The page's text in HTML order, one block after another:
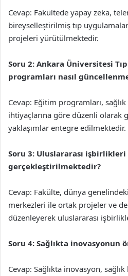
Cevap: Fakültede yapay zeka,
bireyselleştirilmiş tıp
projeleri yürütülmektedir.
Soru 2: Ankara Üniversitesi
programları nasıl
Cevap: Eğitim programları,
ihtiyaçlarına göre düzenli olarak
yaklaşımlar entegre edilmektedir.
Soru 3: Uluslararası işbirlikleri
gerçekleştirilmektedir?
Cevap: Fakülte, dünya
merkezleri ile ortak projeler ve
düzenleyerek uluslararası
Soru 4: Sağlıkta inovasyonun
Cevap: Sağlıkta inovasyon,